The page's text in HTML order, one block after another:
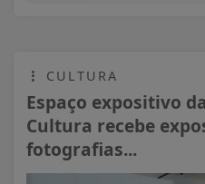
CULTURA
Espaço expositivo
Cultura recebe
fotografias...